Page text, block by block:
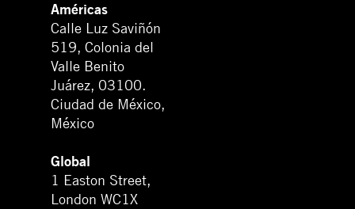
Américas
Calle Luz Saviñón
519, Colonia del
Valle Benito
Juárez, 03100.
Ciudad de México,
México
Global
1 Easton Street,
London WC1X